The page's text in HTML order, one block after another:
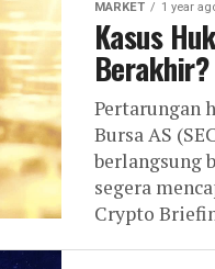
MARKET 1 year
Kasus
Pertarungan
Bursa AS
berlangsung
segera
Crypto